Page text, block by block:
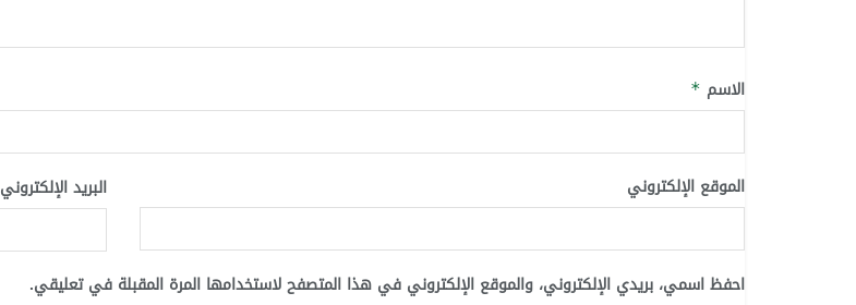
الاسم *
البريد الإلكتروني الموقع الإلكتروني
احفظ اسمي، بريدي الإلكتروني، والموقع الإلكتروني في هذا المتصفح لاستخدامها المرة المقبلة في تعليقي.